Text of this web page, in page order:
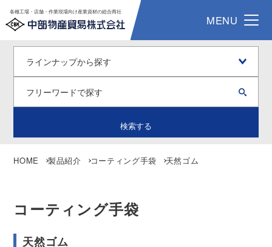
各種工場・店舗・作業現場向け産業資材の総合商社
MENU
検索する
HOME 製品紹介 コーティング手袋 天然ゴム
コーティング手袋
天然ゴム